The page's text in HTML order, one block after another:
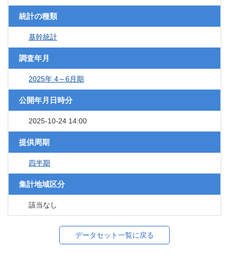
統計の種類
基幹統計
調査年月
2025年 4～6月期
公開年月日時分
2025-10-24 14:00
提供周期
四半期
集計地域区分
該当なし
データセット一覧に戻る